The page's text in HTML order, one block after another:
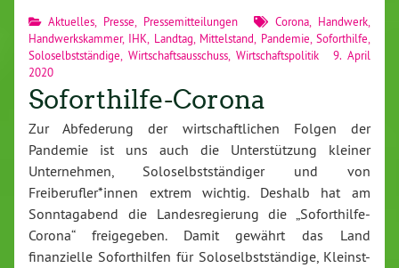
Aktuelles Presse Pressemitteilungen Corona Handwerk
Handwerkskammer, IHK Landtag Mittelstand Pandemie ,Soforthilfe
Soloselbstständige
Wirtschaftsausschuss, Wirtschaftspolitik
9. April
2020
Soforthilfe-Corona
Zur Abfederung der wirtschaftlichen Folgen der
Pandemie ist uns auch die Unterstützung kleiner
Unternehmen, Soloselbstständiger und von
Freiberufler*innen extrem wichtig. Deshalb hat am
Sonntagabend die Landesregierung die „Soforthilfe-
Corona“ freigegeben. Damit gewährt das Land
finanzielle Soforthilfen für Soloselbstständige, Kleinst-